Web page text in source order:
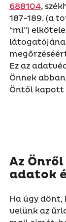
688104,
187-189. (a
“mi”)
Ez az
Önnek
Öntől kapott
Az
adatok
Ha úgy
velünk az